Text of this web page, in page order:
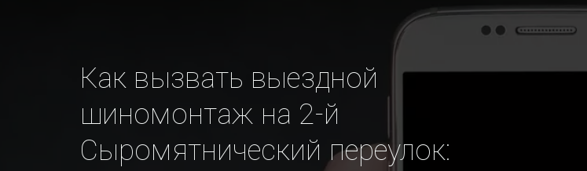
Как вызвать выездной
шиномонтаж на 2-й
Сыромятнический переулок: